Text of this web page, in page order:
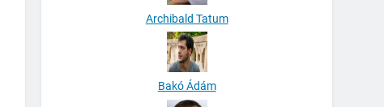
Archibald Tatum
Bakó Ádám